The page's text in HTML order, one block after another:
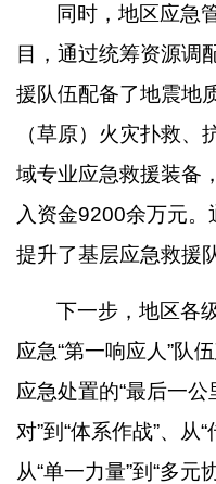
同时，地区应急
目，通过统筹资源调
援队伍配备了地震地
（草原）火灾扑救
域专业应急救援装备
入资金9200余万元。
提升了基层应急救援
下一步，地区各
应急“第一响应人”队
应急处置的“最后一公
对”到“体系作战”、从“
从“单一力量”到“多